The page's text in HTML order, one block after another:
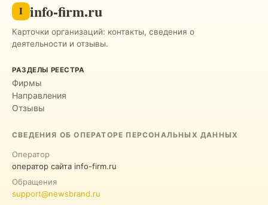
I info-firm.ru
Карточки организаций: контакты, сведения о
деятельности и отзывы.
РАЗДЕЛЫ РЕЕСТРА
Фирмы
Направления
Отзывы
СВЕДЕНИЯ ОБ ОПЕРАТОРЕ ПЕРСОНАЛЬНЫХ ДАННЫХ
Оператор
оператор сайта info-firm.ru
Обращения
support@newsbrand.ru